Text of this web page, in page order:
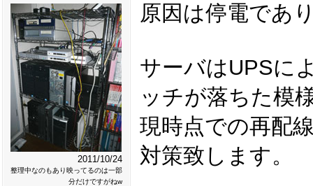
2011/10/24
整理中なのもあり映ってるのは一部
分だけですがねw
原因は停電であ
サーバはUPSに
ッチが落ちた模
現時点での再配
対策致します。